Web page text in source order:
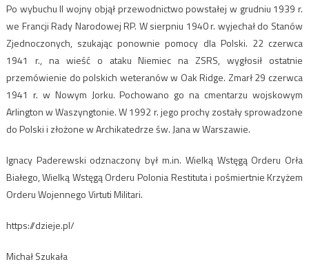
Po wybuchu II wojny objął przewodnictwo powstałej w grudniu 1939 r.
we Francji Rady Narodowej RP. W sierpniu 1940 r. wyjechał do Stanów
Zjednoczonych, szukając ponownie pomocy dla Polski. 22 czerwca
1941 r., na wieść o ataku Niemiec na ZSRS, wygłosił ostatnie
przemówienie do polskich weteranów w Oak Ridge. Zmarł 29 czerwca
1941 r. w Nowym Jorku. Pochowano go na cmentarzu wojskowym
Arlington w Waszyngtonie. W 1992 r. jego prochy zostały sprowadzone
do Polski i złożone w Archikatedrze św. Jana w Warszawie.
Ignacy Paderewski odznaczony był m.in. Wielką Wstęgą Orderu Orła
Białego, Wielką Wstęgą Orderu Polonia Restituta i pośmiertnie Krzyżem
Orderu Wojennego Virtuti Militari.
https://dzieje.pl/
Michał Szukała